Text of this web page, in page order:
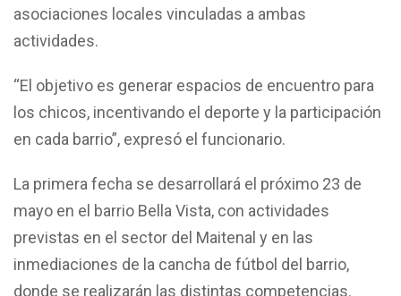
asociaciones locales vinculadas a ambas
actividades.
“El objetivo es generar espacios de encuentro para
los chicos, incentivando el deporte y la participación
en cada barrio”, expresó el funcionario.
La primera fecha se desarrollará el próximo 23 de
mayo en el barrio Bella Vista, con actividades
previstas en el sector del Maitenal y en las
inmediaciones de la cancha de fútbol del barrio,
donde se realizarán las distintas competencias.